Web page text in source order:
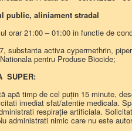
DELIBERATIVE/Registru
de hotărâri
• Registru proiecte de
public, aliniament stradal
orar 21:00 – 01:00 in functie de
substanta activa cypermethrin,
pentru Produse Biocide;
SUPER:
timp de cel puțin 15 minute,
imediat sfat/atentie medicala.
respirație artificiala.
administrati nimic care nu este